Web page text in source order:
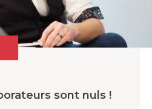
sont nuls !